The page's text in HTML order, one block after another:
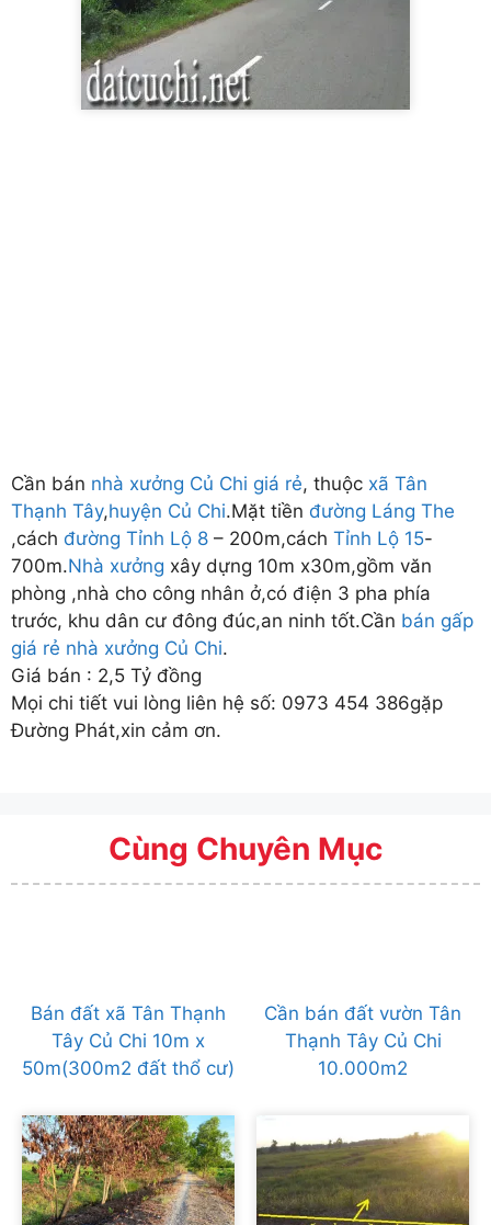
Cần bán nhà xưởng Củ Chi giá rẻ, thuộc xã Tân
Thạnh Tây,huyện Củ Chi.Mặt tiền đường Láng The
,cách đường Tỉnh Lộ 8 – 200m,cách Tỉnh Lộ 15-
700m.Nhà xưởng xây dựng 10m x30m,gồm văn
phòng ,nhà cho công nhân ở,có điện 3 pha phía
trước, khu dân cư đông đúc,an ninh tốt.Cần bán gấp
giá rẻ nhà xưởng Củ Chi.
Giá bán : 2,5 Tỷ đồng
Mọi chi tiết vui lòng liên hệ số: 0973 454 386gặp
Đường Phát,xin cảm ơn.
Cùng Chuyên Mục
Bán đất xã Tân Thạnh
Tây Củ Chi 10m x
50m(300m2 đất thổ cư)
Cần bán đất vườn Tân
Thạnh Tây Củ Chi
10.000m2